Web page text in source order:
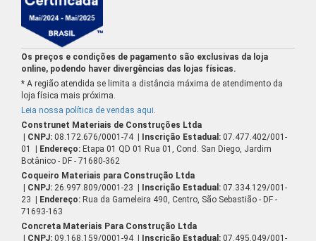
Os preços e condições de pagamento são exclusivas da loja
online, podendo haver divergências das lojas físicas.
* A região atendida se limita a distância máxima de atendimento da
loja física mais próxima.
Leia nossa política de vendas aqui
Construnet Materiais de Construções Ltda
| CNPJ: 08.172.676/0001-74 | Inscrição Estadual: 07.477.402/001-
01
| Endereço: Etapa 01 QD 01 Rua 01, Cond. San Diego, Jardim
Botânico - DF - 71680-362
Coqueiro Materiais para Construção Ltda
| CNPJ: 26.997.809/0001-23 | Inscrição Estadual: 07.334.129/001-
23 | Endereço: Rua da Gameleira 490, Centro, São Sebastião - DF -
71693-163
Concreta Materiais Para Construção Ltda
| CNPJ: 09.168.159/0001-94 | Inscrição Estadual: 07.495.049/001-